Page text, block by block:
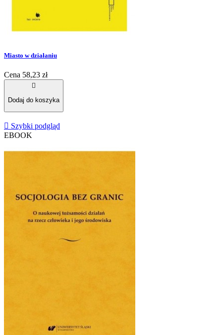
Miasto w działaniu
Cena 58,23 zł

Dodaj do koszyka
 Szybki podgląd
EBOOK